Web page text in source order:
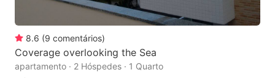
8.6 (9 comentários)
Coverage overlooking the Sea
apartamento · 2 Hóspedes · 1 Quarto